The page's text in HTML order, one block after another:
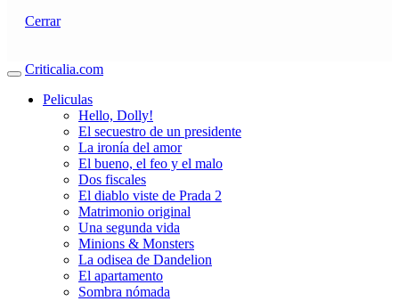
Cerrar
Criticalia.com
Peliculas
Hello, Dolly!
El secuestro de un presidente
La ironía del amor
El bueno, el feo y el malo
Dos fiscales
El diablo viste de Prada 2
Matrimonio original
Una segunda vida
Minions & Monsters
La odisea de Dandelion
El apartamento
Sombra nómada